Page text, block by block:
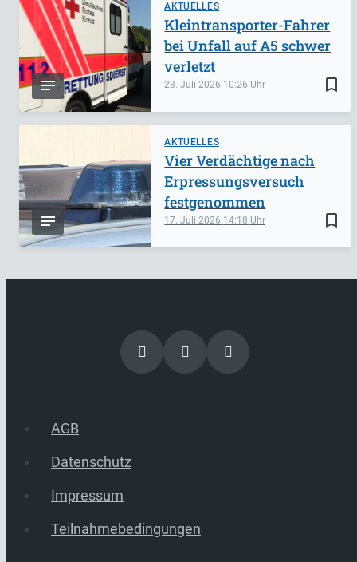
AKTUELLES
bookmark_border
23. Juli 2026 10:26
Kleintransporter-Fahrer
bei Unfall auf A5 schwer
verletzt
AKTUELLES
bookmark_border
17. Juli 2026 14:18
Vier Verdächtige nach
Erpressungsversuch
festgenommen
AGB
Datenschutz
Impressum
Teilnahmebedingungen